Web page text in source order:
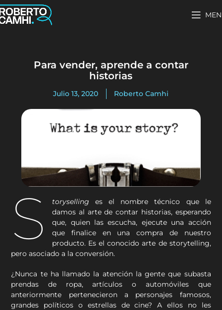
Para vender, aprende a contar
historias
Julio 13, 2020 Roberto Camhi
S toryselling es el nombre técnico que le
damos al arte de contar historias, esperando
que, quien las escucha, ejecute una acción
que finalice en una compra de nuestro
producto. Es el conocido arte de storytelling,
pero asociado a la conversión.
¿Nunca te ha llamado la atención la gente que subasta
prendas de ropa, artículos o automóviles que
anteriormente pertenecieron a personajes famosos,
grandes políticos o estrellas de cine? A ellos no les